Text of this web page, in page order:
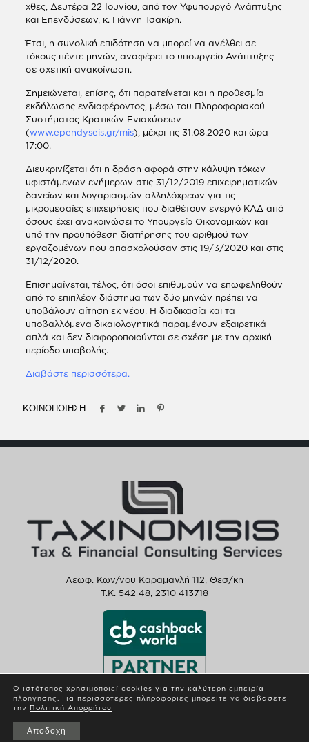
χθες, Δευτέρα 22 Ιουνίου, από τον Υφυπουργό Ανάπτυξης
και Επενδύσεων, κ. Γιάννη Τσακίρη.
Έτσι, η συνολική επιδότηση να μπορεί να ανέλθει σε
τόκους πέντε μηνών, αναφέρει το υπουργείο Ανάπτυξης
σε σχετική ανακοίνωση.
Σημειώνεται, επίσης, ότι παρατείνεται και η προθεσμία
εκδήλωσης ενδιαφέροντος, μέσω του Πληροφοριακού
Συστήματος Κρατικών Ενισχύσεων
(www.ependyseis.gr/mis), μέχρι τις 31.08.2020 και ώρα
17:00.
Διευκρινίζεται ότι η δράση αφορά στην κάλυψη τόκων
υφιστάμενων ενήμερων στις 31/12/2019 επιχειρηματικών
δανείων και λογαριασμών αλληλόχρεων για τις
μικρομεσαίες επιχειρήσεις που διαθέτουν ενεργό ΚΑΔ από
όσους έχει ανακοινώσει το Υπουργείο Οικονομικών και
υπό την προϋπόθεση διατήρησης του αριθμού των
εργαζομένων που απασχολούσαν στις 19/3/2020 και στις
31/12/2020.
Επισημαίνεται, τέλος, ότι όσοι επιθυμούν να επωφεληθούν
από το επιπλέον διάστημα των δύο μηνών πρέπει να
υποβάλουν αίτηση εκ νέου. Η διαδικασία και τα
υποβαλλόμενα δικαιολογητικά παραμένουν εξαιρετικά
απλά και δεν διαφοροποιούνται σε σχέση με την αρχική
περίοδο υποβολής.
Διαβάστε περισσότερα.
ΚΟΙΝΟΠΟΙΗΣΗ
Λεωφ. Κων/νου Καραμανλή 112, Θεσ/κη
T.K. 542 48, 2310 413718
© 2023 Taxinomisis. All Rights Reserved. by
Ο ιστότοπος χρησιμοποιεί cookies για την καλύτερη εμπειρία
πλοήγησης. Για περισσότερες πληροφορίες μπορείτε να διαβάσετε
την Πολιτική Απορρήτου
Αποδοχή